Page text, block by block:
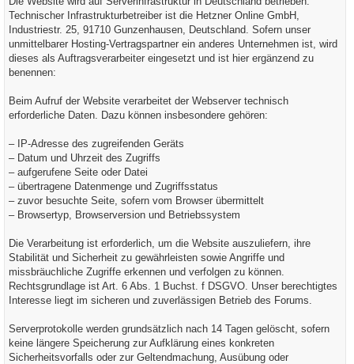
Technischer Infrastrukturbetreiber ist die Hetzner Online GmbH,
Industriestr. 25, 91710 Gunzenhausen, Deutschland. Sofern unser
unmittelbarer Hosting-Vertragspartner ein anderes Unternehmen ist, wird
dieses als Auftragsverarbeiter eingesetzt und ist hier ergänzend zu
benennen:
Beim Aufruf der Website verarbeitet der Webserver technisch
erforderliche Daten. Dazu können insbesondere gehören:
– IP-Adresse des zugreifenden Geräts
– Datum und Uhrzeit des Zugriffs
– aufgerufene Seite oder Datei
– übertragene Datenmenge und Zugriffsstatus
– zuvor besuchte Seite, sofern vom Browser übermittelt
– Browsertyp, Browserversion und Betriebssystem
Die Verarbeitung ist erforderlich, um die Website auszuliefern, ihre
Stabilität und Sicherheit zu gewährleisten sowie Angriffe und
missbräuchliche Zugriffe erkennen und verfolgen zu können.
Rechtsgrundlage ist Art. 6 Abs. 1 Buchst. f DSGVO. Unser berechtigtes
Interesse liegt im sicheren und zuverlässigen Betrieb des Forums.
Serverprotokolle werden grundsätzlich nach 14 Tagen gelöscht, sofern
keine längere Speicherung zur Aufklärung eines konkreten
Sicherheitsvorfalls oder zur Geltendmachung, Ausübung oder